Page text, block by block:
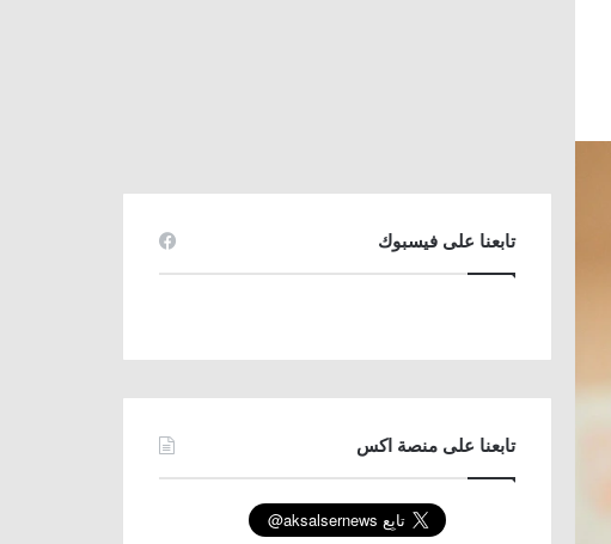
تابعنا على فيسبوك
تابعنا على منصة اكس